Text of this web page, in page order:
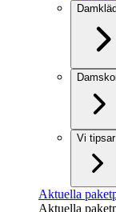
Vi tipsar
Aktuella
Aktuella